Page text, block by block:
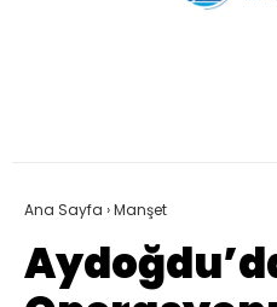
Ana Sayfa ›Manşet